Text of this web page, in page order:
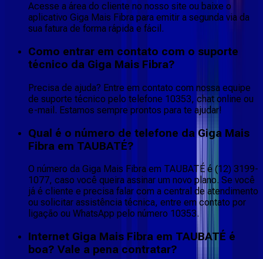
Acesse a área do cliente no nosso site ou baixe o
aplicativo Giga Mais Fibra para emitir a segunda via da
sua fatura de forma rápida e fácil.
Como entrar em contato com o suporte
técnico da Giga Mais Fibra?
Precisa de ajuda? Entre em contato com nossa equipe
de suporte técnico pelo telefone 10353, chat online ou
e-mail. Estamos sempre prontos para te ajudar!
Qual é o número de telefone da Giga Mais
Fibra em TAUBATÉ?
O número da Giga Mais Fibra em TAUBATÉ é (12) 3199-
1077, caso você queira assinar um novo plano. Se você
já é cliente e precisa falar com a central de atendimento
ou solicitar assistência técnica, entre em contato por
ligação ou WhatsApp pelo número 10353.
Internet Giga Mais Fibra em TAUBATÉ é
boa? Vale a pena contratar?